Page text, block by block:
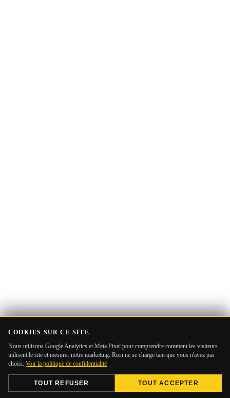
COOKIES SUR CE SITE
Nous utilisons Google Analytics et Meta Pixel pour comprendre comment les visiteurs
utilisent le site et mesurer notre marketing. Rien ne se charge tant que vous n'avez pas
choisi. Voir la politique de confidentialité
TOUT REFUSER TOUT ACCEPTER